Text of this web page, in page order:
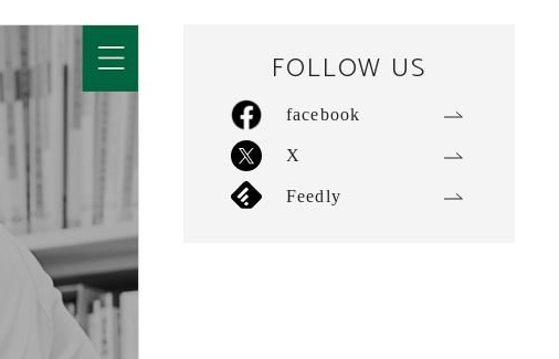
FOLLOW US
facebook
X
Feedly